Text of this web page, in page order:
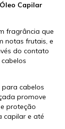
Capilar
fragrância que
notas frutais, e
do contato
cabelos
promove
proteção
capilar e até